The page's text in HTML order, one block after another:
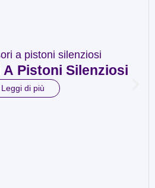
Pistoni Silenziosi
Leggi di più